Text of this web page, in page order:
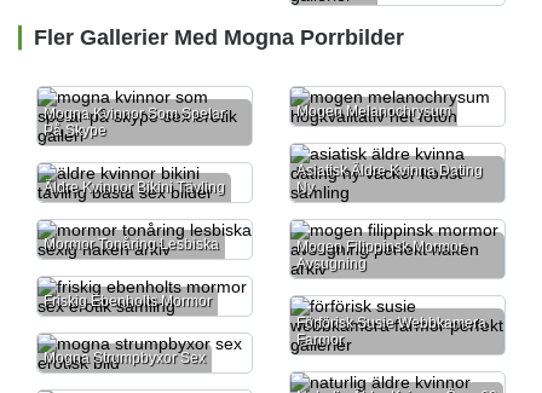
Fler Gallerier Med Mogna Porrbilder
Mogna Kvinnor Som Spelar
På Skype
Mogen Melanochrysum
Asiatisk Äldre Kvinna Dating
Ny
Äldre Kvinnor Bikini Tävling
Mormor Tonåring Lesbiska
Mogen Filippinsk Mormor
Avsugning
Friskig Ebenholts Mormor
Förförisk Susie Webbkamera
Farmor
Mogna Strumpbyxor Sex